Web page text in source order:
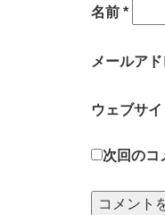
名前 *
メールア
ウェブサイ
次回のコ